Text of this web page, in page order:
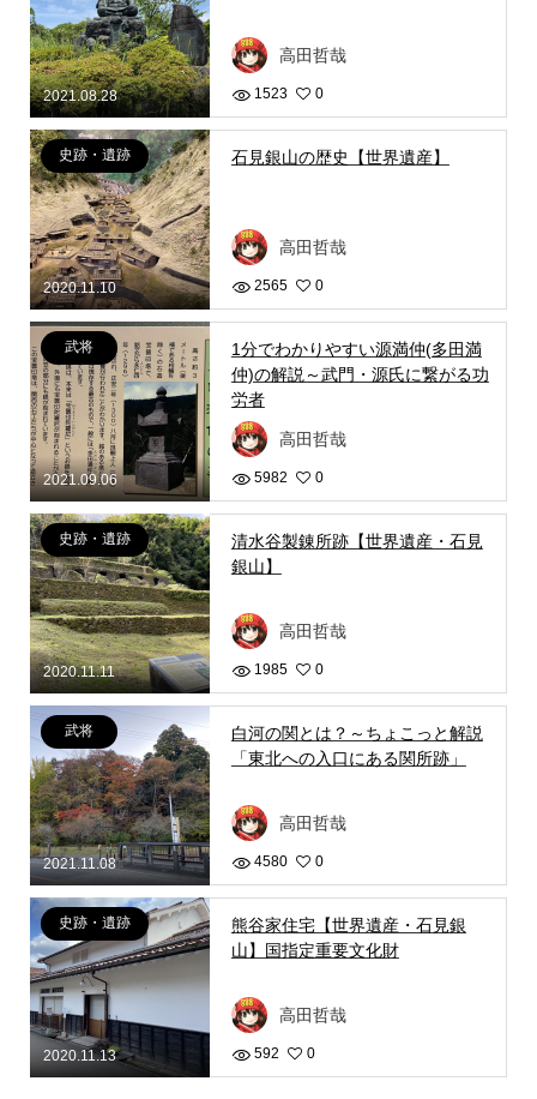
2021.08.28
高田哲哉
1523 0
2020.11.10
史跡・遺跡 石見銀山の歴史【世界遺産】
高田哲哉
2565 0
2021.09.06
武将
1分でわかりやすい源満仲(多田満
仲)の解説～武門・源氏に繋がる功
労者
高田哲哉
5982 0
2020.11.11
史跡・遺跡
清水谷製錬所跡【世界遺産・石見
銀山】
高田哲哉
1985 0
2021.11.08
武将
白河の関とは？～ちょこっと解説
「東北への入口にある関所跡」
高田哲哉
4580 0
2020.11.13
史跡・遺跡
熊谷家住宅【世界遺産・石見銀
山】国指定重要文化財
高田哲哉
592 0